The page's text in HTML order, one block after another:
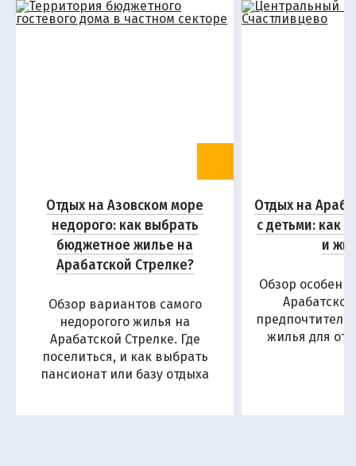
Отдых на Азовском море
недорого: как выбрать
бюджетное жилье на
Арабатской Стрелке?
Обзор вариантов самого
недорогого жилья на
Арабатской Стрелке. Где
поселиться, и как выбрать
пансионат или базу отдыха
Отдых на
с детьми: как
и
Обзор
жилья для